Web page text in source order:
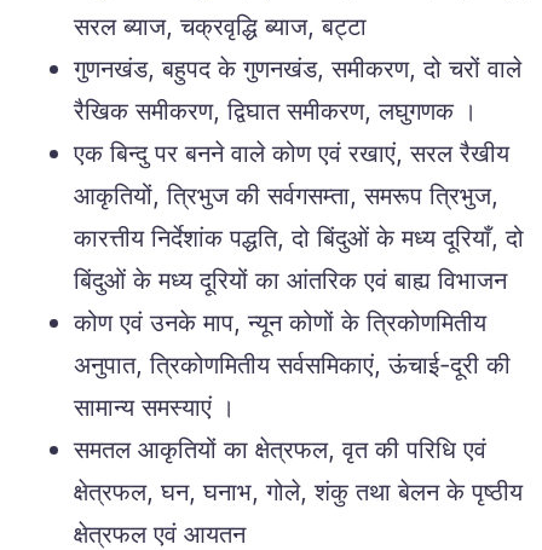
सरल ब्याज, चक्रवृद्धि ब्याज, बट्टा
गुणनखंड, बहुपद के गुणनखंड, समीकरण, दो चरों वाले
रैखिक समीकरण, द्विघात समीकरण, लघुगणक ।
एक बिन्दु पर बनने वाले कोण एवं रखाएं, सरल रैखीय
आकृतियों, त्रिभुज की सर्वगसम्ता, समरूप त्रिभुज,
कारत्तीय निर्देशांक पद्धति, दो बिंदुओं के मध्य दूरियाँ, दो
बिंदुओं के मध्य दूरियों का आंतरिक एवं बाह्य विभाजन
कोण एवं उनके माप, न्यून कोणों के त्रिकोणमितीय
अनुपात, त्रिकोणमितीय सर्वसमिकाएं, ऊंचाई-दूरी की
सामान्य समस्याएं ।
समतल आकृतियों का क्षेत्रफल, वृत की परिधि एवं
क्षेत्रफल, घन, घनाभ, गोले, शंकु तथा बेलन के पृष्ठीय
क्षेत्रफल एवं आयतन